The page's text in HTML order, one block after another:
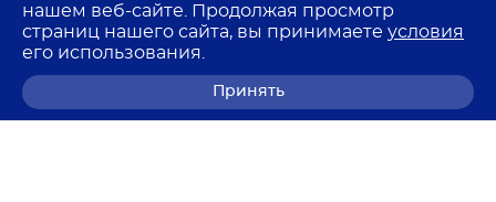
нашем веб-сайте. Продолжая просмотр
страниц нашего сайта, вы принимаете условия
его использования.
Принять